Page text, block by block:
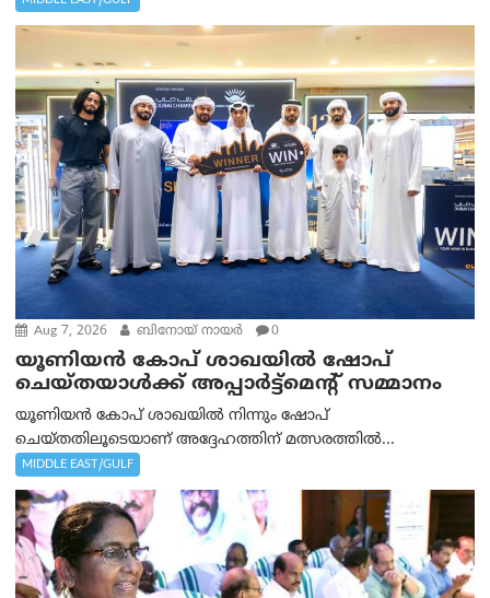
Aug 7, 2026 ബിനോയ് നായര്‍ 0
യൂണിയൻ കോപ് ശാഖയിൽ ഷോപ്
ചെയ്തയാൾക്ക് അപ്പാർട്ട്മെന്റ് സമ്മാനം
യൂണിയൻ കോപ് ശാഖയിൽ നിന്നും ഷോപ്
ചെയ്തതിലൂടെയാണ് അദ്ദേഹത്തിന് മത്സരത്തിൽ...
MIDDLE EAST/GULF